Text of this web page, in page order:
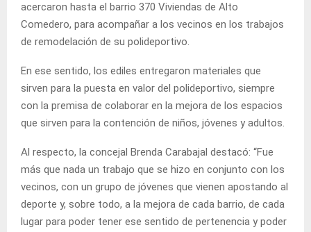
acercaron hasta el barrio 370 Viviendas de Alto
Comedero, para acompañar a los vecinos en los trabajos
de remodelación de su polideportivo.
En ese sentido, los ediles entregaron materiales que
sirven para la puesta en valor del polideportivo, siempre
con la premisa de colaborar en la mejora de los espacios
que sirven para la contención de niños, jóvenes y adultos.
Al respecto, la concejal Brenda Carabajal destacó: “Fue
más que nada un trabajo que se hizo en conjunto con los
vecinos, con un grupo de jóvenes que vienen apostando al
deporte y, sobre todo, a la mejora de cada barrio, de cada
lugar para poder tener ese sentido de pertenencia y poder